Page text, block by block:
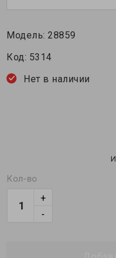
Модель:28859
Код: 5314
Нет в наличии
Кол-во
-
+